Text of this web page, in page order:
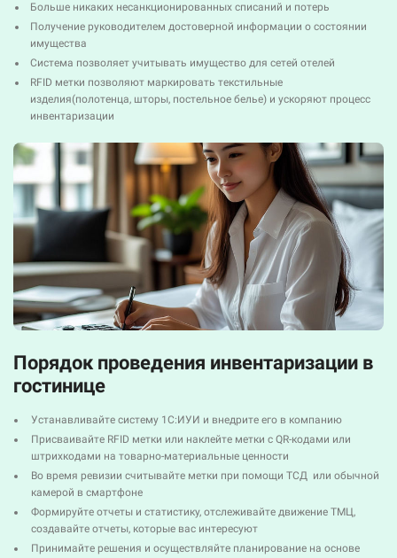
Больше никаких несанкционированных списаний и потерь
Получение руководителем достоверной информации о состоянии
имущества
Система позволяет учитывать имущество для сетей отелей
RFID метки позволяют маркировать текстильные
изделия(полотенца, шторы, постельное белье) и ускоряют процесс
инвентаризации
Порядок проведения инвентаризации в
гостинице
Устанавливайте систему 1С:ИУИ и внедрите его в компанию
Присваивайте RFID метки или наклейте метки с QR-кодами или
штрихкодами на товарно-материальные ценности
Во время ревизии считывайте метки при помощи ТСД или обычной
камерой в смартфоне
Формируйте отчеты и статистику, отслеживайте движение ТМЦ,
создавайте отчеты, которые вас интересуют
Принимайте решения и осуществляйте планирование на основе